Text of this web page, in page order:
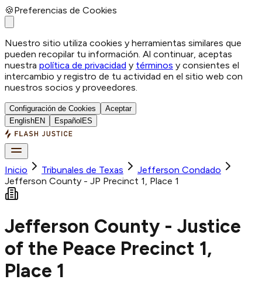
🍪Preferencias de Cookies
Nuestro sitio utiliza cookies y herramientas similares que
pueden recopilar tu información. Al continuar, aceptas
nuestra política de privacidad y términos y consientes el
intercambio y registro de tu actividad en el sitio web con
nuestros socios y proveedores.
Configuración de Cookies
Aceptar
EnglishEN Español ES
Inicio Tribunales de Texas Jefferson Condado
Jefferson County - JP Precinct 1, Place 1
Jefferson County - Justice
of the Peace Precinct 1,
Place 1